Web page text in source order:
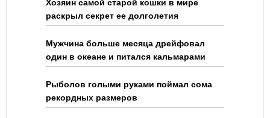
Хозяин самой старой кошки в мире
раскрыл секрет ее долголетия
Мужчина больше месяца дрейфовал
один в океане и питался кальмарами
Рыболов голыми руками поймал сома
рекордных размеров